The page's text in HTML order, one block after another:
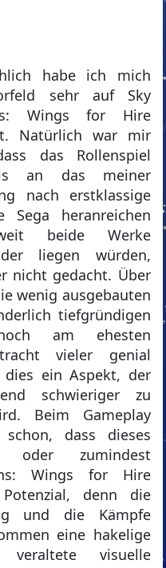
habe ich mich
sehr auf Sky
Wings for Hire
Natürlich war mir
das Rollenspiel
an das meiner
nach erstklassige
heranreichen
beide Werke
liegen würden,
nicht gedacht. Über
wenig ausgebauten
tiefgründigen
am ehesten
vieler genial
dies ein Aspekt, der
schwieriger zu
Beim Gameplay
dass dieses
oder zumindest
Wings for Hire
denn die
und die Kämpfe
eine hakelige
visuelle